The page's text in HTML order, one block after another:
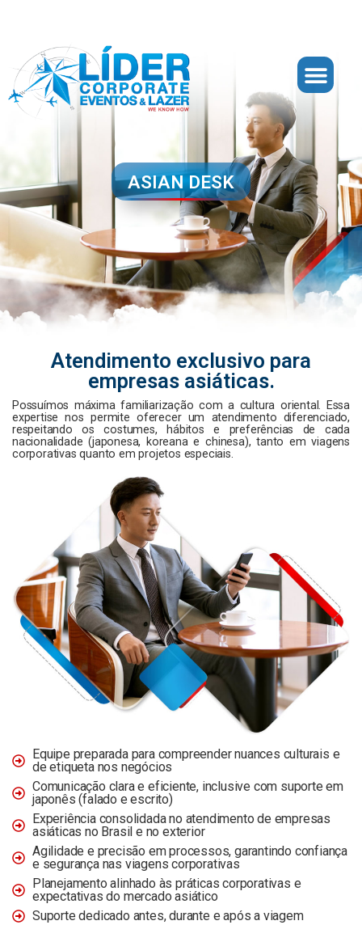
ASIAN DESK
Atendimento exclusivo para
empresas asiáticas.
Possuímos máxima familiarização com a cultura oriental. Essa
expertise nos permite oferecer um atendimento diferenciado,
respeitando os costumes, hábitos e preferências de cada
nacionalidade (japonesa, koreana e chinesa), tanto em viagens
corporativas quanto em projetos especiais.
Equipe preparada para compreender nuances culturais e
de etiqueta nos negócios
Comunicação clara e eficiente, inclusive com suporte em
japonês (falado e escrito)
Experiência consolidada no atendimento de empresas
asiáticas no Brasil e no exterior
Agilidade e precisão em processos, garantindo confiança
e segurança nas viagens corporativas
Planejamento alinhado às práticas corporativas e
expectativas do mercado asiático
Suporte dedicado antes, durante e após a viagem